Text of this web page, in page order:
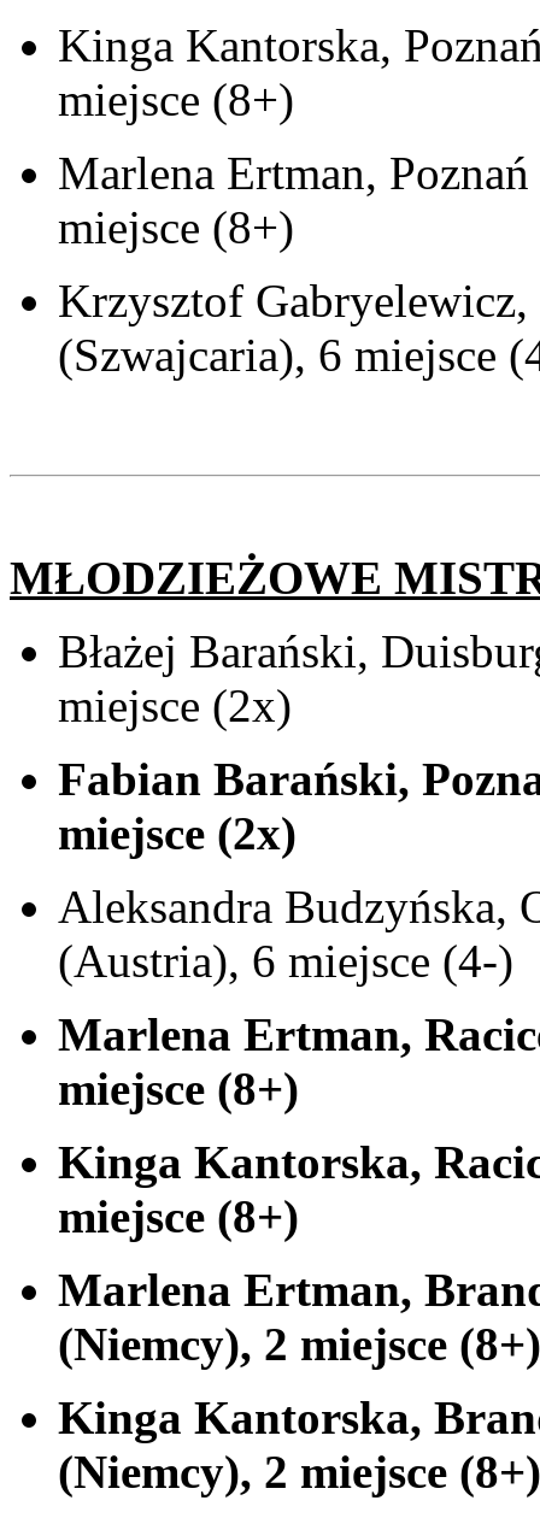
Kinga Kantorska,
miejsce (8+)
Marlena Ertman,
miejsce (8+)
Krzysztof
(Szwajcaria), 6 miejsce
MŁODZIEŻOWE
Błażej Barański,
miejsce (2x)
Fabian Barański,
miejsce (2x)
Aleksandra Budzyńska,
(Austria), 6 miejsce (4-)
Marlena Ertman,
miejsce (8+)
Kinga Kantorska,
miejsce (8+)
Marlena Ertman,
(Niemcy), 2 miejsce (8+)
Kinga Kantorska,
(Niemcy), 2 miejsce (8+)